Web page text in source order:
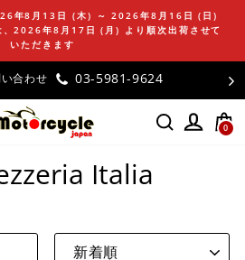
年8月13日 (木) ～ 2026年8月16日 (日)
、2026年8月17日 (月) より順次出荷させて
いただきます
合わせ 03-5981-9624
0
ジ /Tappezzeria Italia
Italia
並